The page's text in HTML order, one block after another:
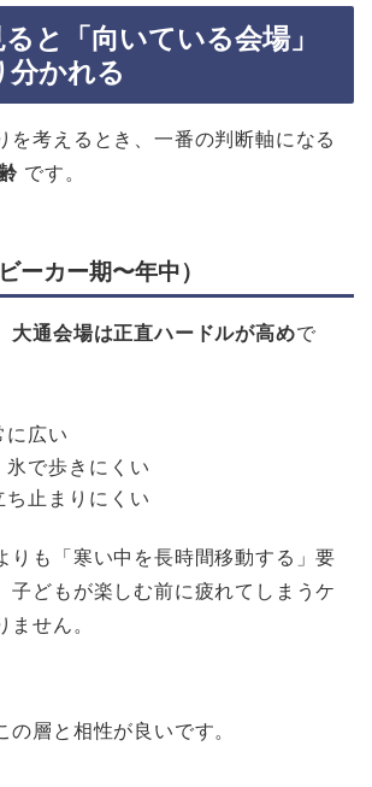
と「向いている会場」
分かれる
を考えるとき、一番の判断軸になる
です。
ーカー期〜年中）
大通会場は正直ハードルが高めで
に広い
氷で歩きにくい
ち止まりにくい
りも「寒い中を長時間移動する」要
子どもが楽しむ前に疲れてしまうケ
ません。
の層と相性が良いです。